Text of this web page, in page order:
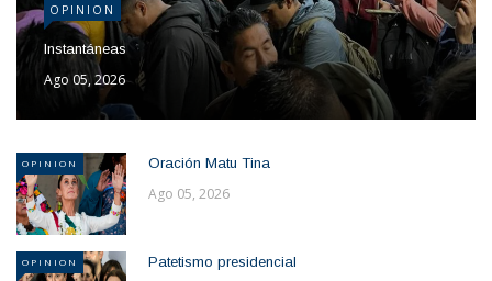
OPINION
Instantáneas
Ago 05, 2026
OPINION Oración Matu Tina
Ago 05, 2026
OPINION Patetismo presidencial